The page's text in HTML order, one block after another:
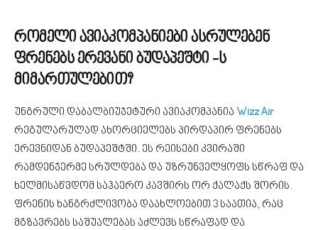
რომელი ავიაკომპანიები ასრულებენ
ფრენებს ერევანი ბუდაპეშტი -ს
მიმართულებით?
უნგრული დაბალბიუჯეტური ავიაკომპანია Wizz Air
რეგულარულად ახორციელებს პირდაპირ ფრენებს
ერევნიდან ბუდაპეშტში. ეს რეისები კვირაში
რამდენჯერმე სრულდება და უზრუნველყოფს სწრაფ და
ხელმისაწვდომ საჰაერო კავშირს ორ ქალაქს შორის.
ფრენის ხანგრძლივობა დაახლოებით 3 საათია, რაც
მგზავრებს საშუალებას აძლევს სწრაფად და